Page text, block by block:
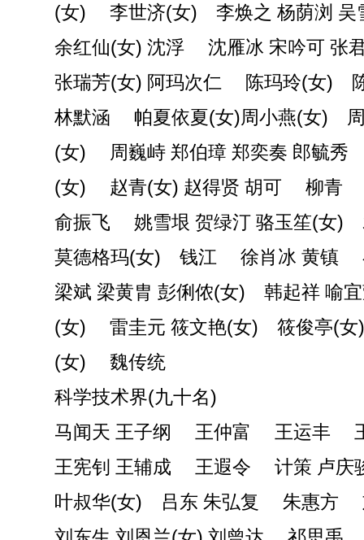
(女) 李世济(女) 李焕之 杨荫浏 吴
余红仙(女) 沈浮 沈雁冰 宋吟可 张
张瑞芳(女) 阿玛次仁 陈玛玲(女)
林默涵 帕夏依夏(女)周小燕(女) 周
(女) 周巍峙 郑伯璋 郑奕奏 郎毓秀
(女) 赵青(女) 赵得贤 胡可 柳青
俞振飞 姚雪垠 贺绿汀 骆玉笙(女)
莫德格玛(女) 钱江 徐肖冰 黄镇
梁斌 梁黄胄 彭俐侬(女) 韩起祥 喻
(女) 雷圭元 筱文艳(女) 筱俊亭(
(女) 魏传统
科学技术界(九十名)
马闻天 王子纲 王仲富 王运丰
王宪钊 王辅成 王遐令 计策 卢庆
叶叔华(女) 吕东 朱弘复 朱惠方